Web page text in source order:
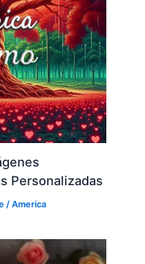
Personalizadas
/America